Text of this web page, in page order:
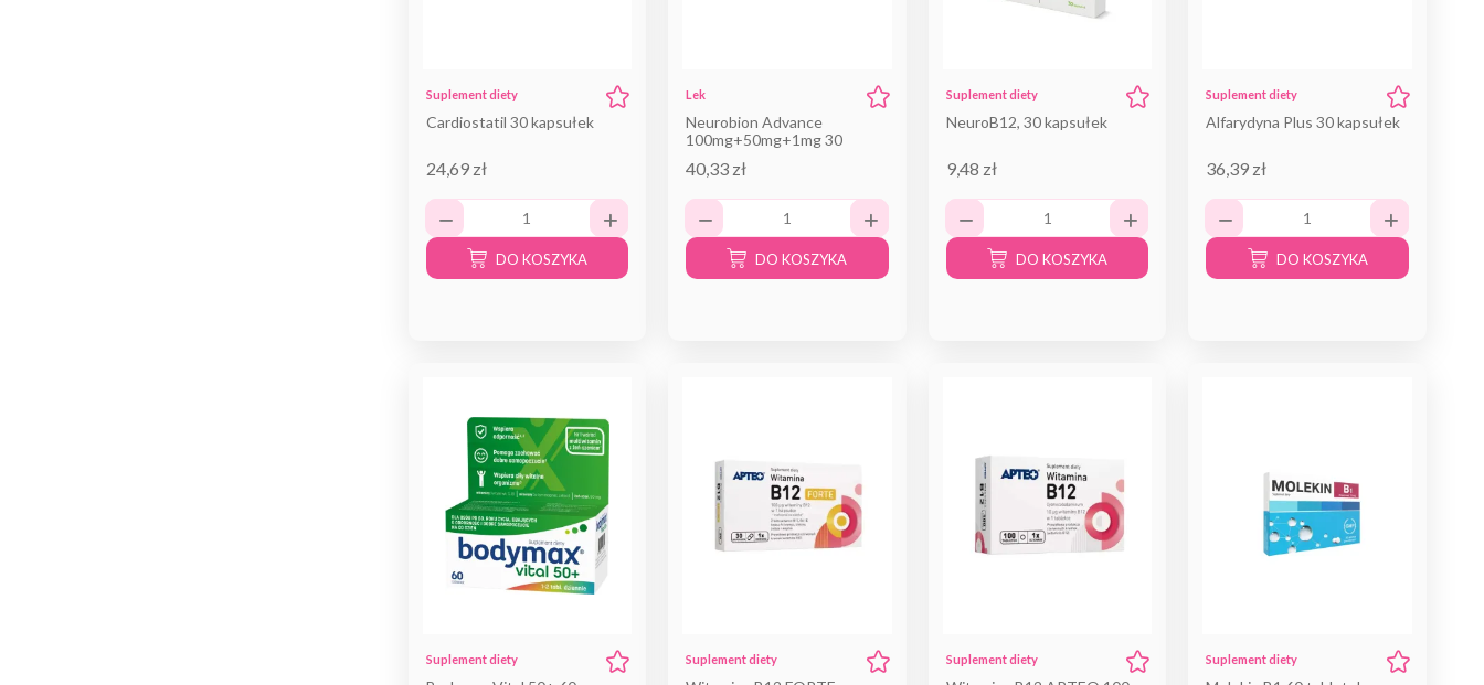
Suplement diety
Cardiostatil 30 kapsułek
24,69 zł
DO KOSZYKA
Lek
Neurobion Advance
100mg+50mg+1mg 30
40,33 zł
DO KOSZYKA
Suplement diety
NeuroB12, 30 kapsułek
9,48 zł
DO KOSZYKA
Suplement diety
Alfarydyna Plus 30 kapsułek
36,39 zł
DO KOSZYKA
Suplement diety Suplement diety Suplement diety Suplement diety